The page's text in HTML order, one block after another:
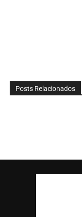
Posts Relacionados